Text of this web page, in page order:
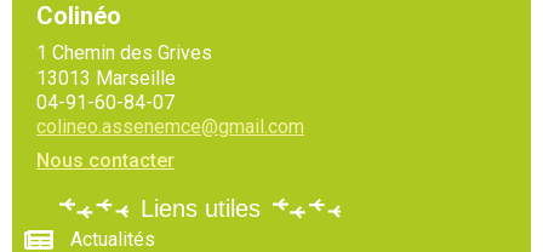
Colinéo
1 Chemin des Grives
13013 Marseille
04-91-60-84-07
colineo.assenemce@gmail.com
Nous contacter
Liens utiles
Actualités